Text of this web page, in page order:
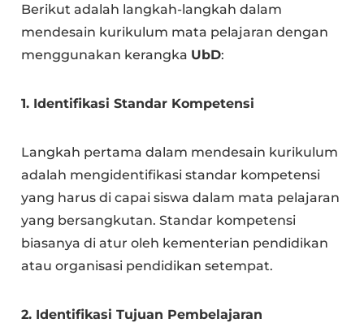
Berikut adalah langkah-langkah dalam
mendesain kurikulum mata pelajaran dengan
menggunakan kerangka UbD:
1. Identifikasi Standar Kompetensi
Langkah pertama dalam mendesain kurikulum
adalah mengidentifikasi standar kompetensi
yang harus di capai siswa dalam mata pelajaran
yang bersangkutan. Standar kompetensi
biasanya di atur oleh kementerian pendidikan
atau organisasi pendidikan setempat.
2. Identifikasi Tujuan Pembelajaran